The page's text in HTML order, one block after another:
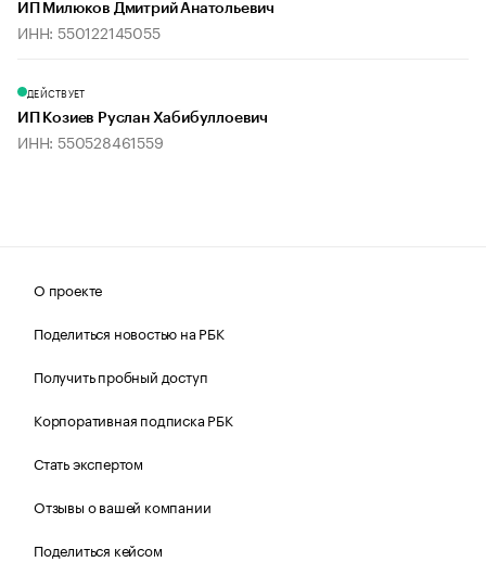
ИП Милюков Дмитрий Анатольевич
ИНН: 550122145055
ДЕЙСТВУЕТ
ИП Козиев Руслан Хабибуллоевич
ИНН: 550528461559
О проекте
Поделиться новостью на РБК
Получить пробный доступ
Корпоративная подписка РБК
Стать экспертом
Отзывы о вашей компании
Поделиться кейсом